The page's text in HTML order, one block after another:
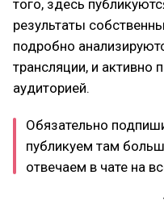
того, здесь
результаты
подробно
трансляции, и
аудиторией.
Обязательно
публикуем там
отвечаем в чате на